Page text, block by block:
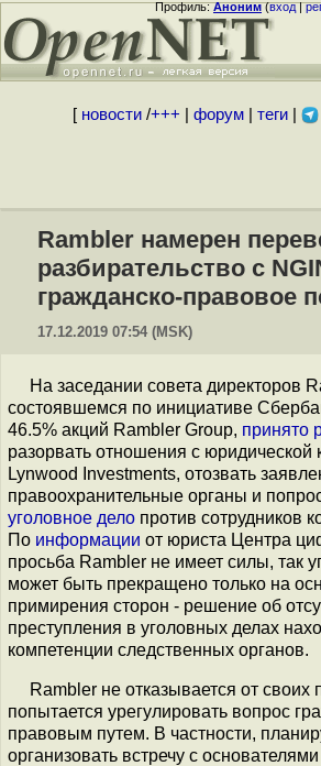
Профиль:Аноним(вход|
[ новости/+++ форум| теги|
Rambler намерен
разбирательство с
гражданско-правовое
17.12.2019 07:54 (MSK)
На заседании совета директоров
состоявшемся по инициативе
46.5% акций Rambler Group, принято
разорвать отношения с юридической
Lynwood Investments, отозвать
правоохранительные органы и
уголовное дело против сотрудников
По информации от юриста Центра
просьба Rambler не имеет силы, так
может быть прекращено только на
примирения сторон - решение об
преступления в уголовных делах
компетенции следственных органов.
Rambler не отказывается от своих
попытается урегулировать вопрос
правовым путем. В частности,
организовать встречу с